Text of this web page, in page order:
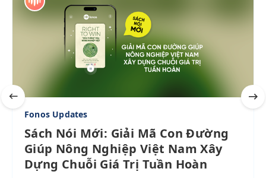
Fonos Updates
Sách Nói Mới: Giải Mã Con Đường
Giúp Nông Nghiệp Việt Nam Xây
Dựng Chuỗi Giá Trị Tuần Hoàn